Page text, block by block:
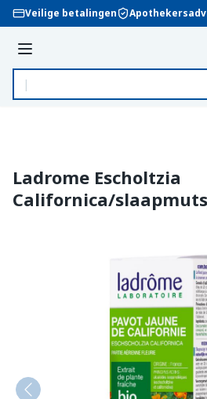
Ga naar de inhoud
Veilige betalingen
Menu
Product, merk, categorie...
Ladrome Escholtzia
Californica/